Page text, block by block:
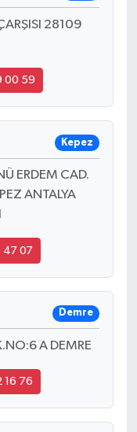
28109
00 59
Kepez
ERDEM CAD.
ANTALYA
47 07
Demre
A DEMRE
16 76